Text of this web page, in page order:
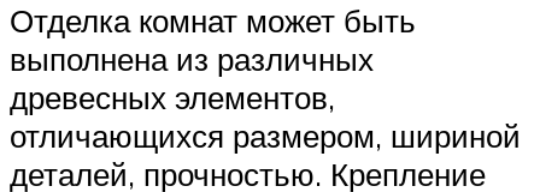
Отделка комнат может быть
выполнена из различных
древесных элементов,
отличающихся размером, шириной
деталей, прочностью. Крепление